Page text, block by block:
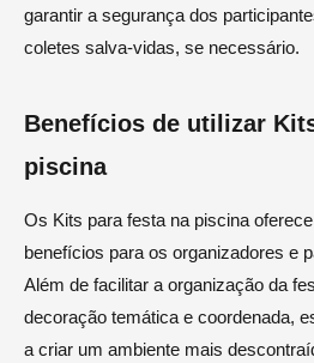
garantir a segurança dos
coletes salva-vidas, se necessário.
Benefícios de utilizar
piscina
Os Kits para festa na piscina
benefícios para os organizadores e
Além de facilitar a organização da
decoração temática e coordenada,
a criar um ambiente mais